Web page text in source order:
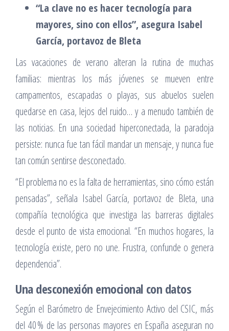
“La clave no es hacer tecnología para
mayores, sino con ellos”, asegura Isabel
García, portavoz de Bleta
Las vacaciones de verano alteran la rutina de muchas
familias: mientras los más jóvenes se mueven entre
campamentos, escapadas o playas, sus abuelos suelen
quedarse en casa, lejos del ruido… y a menudo también de
las noticias. En una sociedad hiperconectada, la paradoja
persiste: nunca fue tan fácil mandar un mensaje, y nunca fue
tan común sentirse desconectado.
“El problema no es la falta de herramientas, sino cómo están
pensadas”, señala Isabel García, portavoz de Bleta, una
compañía tecnológica que investiga las barreras digitales
desde el punto de vista emocional. “En muchos hogares, la
tecnología existe, pero no une. Frustra, confunde o genera
dependencia”.
Una desconexión emocional con datos
Según el Barómetro de Envejecimiento Activo del CSIC, más
del 40 % de las personas mayores en España aseguran no